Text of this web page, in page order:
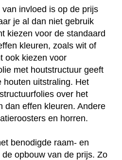
invloed is op de prijs
je al dan niet gebruik
kiezen voor de standaard
kleuren, zoals wit of
ook kiezen voor
met houtstructuur geeft
houten uitstraling. Het
over het
dan effen kleuren. Andere
en horren.
benodigde raam- en
opbouw van de prijs. Zo